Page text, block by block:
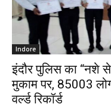
Indore
इंदौर पुलिस का “नशे
मुकाम पर, 85003
वर्ल्ड रिकॉर्ड